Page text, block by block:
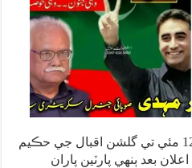
پيپلز پارٽي ۽ پي ٽي آءِ پاران 12 مئي تي گلشن اقبال جي حڪيم
بعد ٻنهي پارٽين پاران